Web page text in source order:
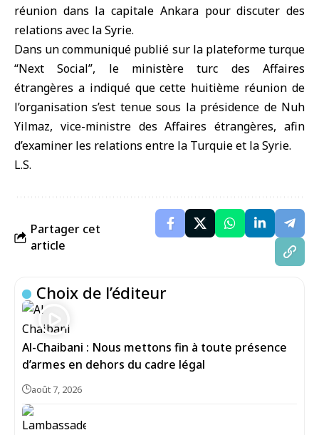
réunion dans la capitale Ankara pour discuter des
relations avec la Syrie.
Dans un communiqué publié sur la plateforme turque
“Next Social”, le ministère turc des Affaires
étrangères a indiqué que cette huitième réunion de
l’organisation s’est tenue sous la présidence de Nuh
Yilmaz, vice-ministre des Affaires étrangères, afin
d’examiner les relations entre la Turquie et la Syrie.
L.S.
Partager cet
article
Choix de l’éditeur
Al-Chaibani : Nous mettons fin à toute présence
d’armes en dehors du cadre légal
août 7, 2026